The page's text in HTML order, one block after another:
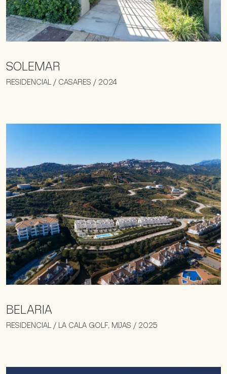
SOLEMAR
RESIDENCIAL / CASARES / 2024
BELARIA
RESIDENCIAL / LA CALA GOLF, MIJAS / 2025